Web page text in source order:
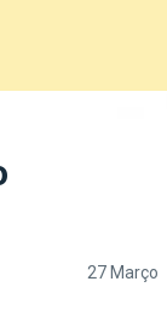
27 Março